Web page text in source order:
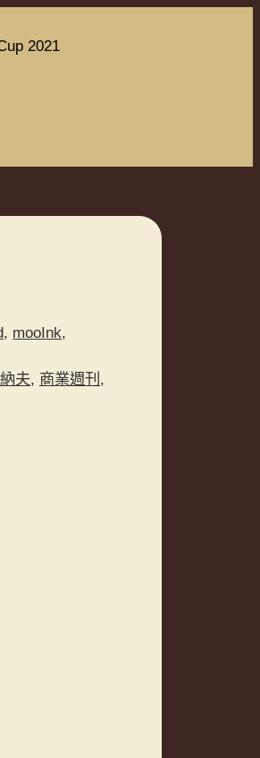
2021
, mooInk,
夫, 商業週刊 ,